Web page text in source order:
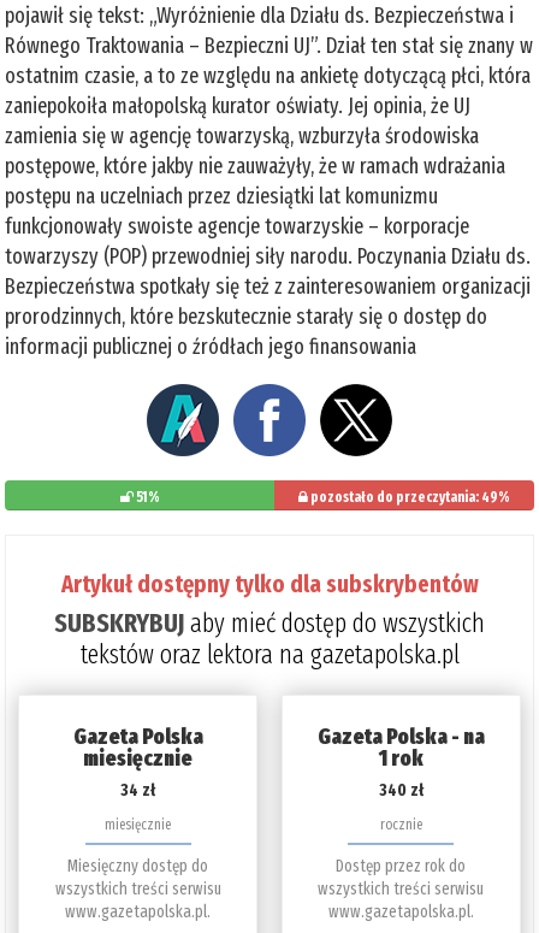
pojawił się tekst: „Wyróżnienie dla Działu ds. Bezpieczeństwa i
Równego Traktowania – Bezpieczni UJ”. Dział ten stał się znany w
ostatnim czasie, a to ze względu na ankietę dotyczącą płci, która
zaniepokoiła małopolską kurator oświaty. Jej opinia, że UJ
zamienia się w agencję towarzyską, wzburzyła środowiska
postępowe, które jakby nie zauważyły, że w ramach wdrażania
postępu na uczelniach przez dziesiątki lat komunizmu
funkcjonowały swoiste agencje towarzyskie – korporacje
towarzyszy (POP) przewodniej siły narodu. Poczynania Działu ds.
Bezpieczeństwa spotkały się też z zainteresowaniem organizacji
prorodzinnych, które bezskutecznie starały się o dostęp do
informacji publicznej o źródłach jego finansowania
51% pozostało do przeczytania: 49%
Artykuł dostępny tylko dla subskrybentów
SUBSKRYBUJaby mieć dostęp do wszystkich
tekstów oraz lektora na gazetapolska.pl
Gazeta Polska
miesięcznie
34 zł
miesięcznie
Miesięczny dostęp do
wszystkich treści serwisu
www.gazetapolska.pl.
Gazeta Polska - na
1 rok
340 zł
rocznie
Dostęp przez rok do
wszystkich treści serwisu
www.gazetapolska.pl.